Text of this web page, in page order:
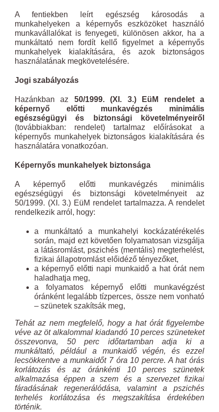
A fentiekben leírt egészség károsodás a
munkahelyeken a képernyős eszközöket használó
munkavállalókat is fenyegeti, különösen akkor, ha a
munkáltató nem fordít kellő figyelmet a képernyős
munkahelyek kialakítására, és azok biztonságos
használatának megkövetelésére.
Jogi szabályozás
Hazánkban az 50/1999. (XI. 3.) EüM rendelet a
képernyő előtti munkavégzés minimális
egészségügyi és biztonsági követelményeiről
(továbbiakban: rendelet) tartalmaz előírásokat a
képernyős munkahelyek biztonságos kialakítására és
használatára vonatkozóan.
Képernyős munkahelyek biztonsága
A képernyő előtti munkavégzés minimális
egészségügyi és biztonsági követelményeit az
50/1999. (XI. 3.) EüM rendelet tartalmazza. A rendelet
rendelkezik arról, hogy:
a munkáltató a munkahelyi kockázatérékelés
során, majd ezt követően folyamatosan vizsgálja
a látásromlást, pszichés (mentális) megterhelést,
fizikai állapotromlást előidéző tényezőket,
a képernyő előtti napi munkaidő a hat órát nem
haladhatja meg,
a folyamatos képernyő előtti munkavégzést
óránként legalább tízperces, össze nem vonható
– szünetek szakítsák meg,
Tehát az nem megfelelő, hogy a hat órát figyelembe
véve az öt alkalommal kiadandó 10 perces szüneteket
összevonva, 50 perc időtartamban adja ki a
munkáltató, például a munkaidő végén, és ezzel
lecsökkentve a munkaidőt 7 óra 10 percre. A hat órás
korlátozás és az óránkénti 10 perces szünetek
alkalmazása éppen a szem és a szervezet fizikai
fáradásának regenerálódása, valamint a pszichés
terhelés korlátozása és megszakítása érdekében
történik.